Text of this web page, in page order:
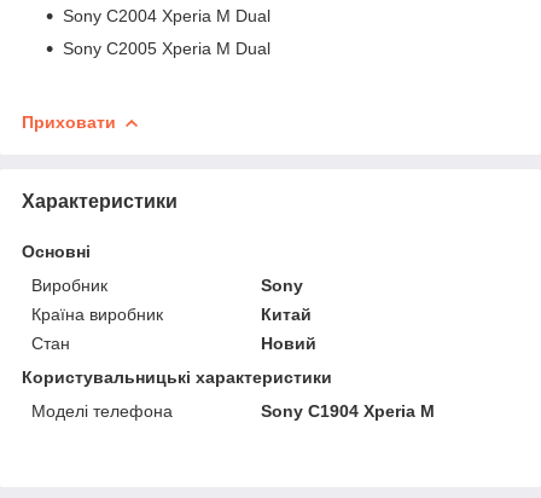
Sony C2004 Xperia M Dual
Sony C2005 Xperia M Dual
Приховати
Характеристики
Основні
Виробник
Sony
Країна виробник
Китай
Стан
Новий
Користувальницькі характеристики
Моделі телефона
Sony C1904 Xperia M